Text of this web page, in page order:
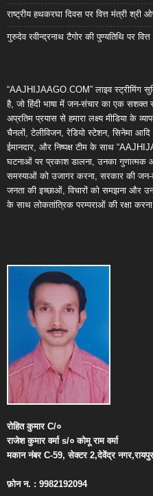
राष्ट्रीय हथकरघा दिवस पर वित्त मंत्री श्री
गुरुदेव रवीन्द्रनाथ टैगोर की पुण्यतिथि पर
“AAJHIJAAGO.COM” लाइव स्ट्रीमिंग
है, जो हिंदी भाषा में जन-संचार का एक
अप्रतिम प्रयास से हमारा लक्ष्य मीडिया के
चैनलों, टेलीविजन, रेडियो स्टेशन, सिनेमा आदि
ईमानदार, और निष्पक्ष टीम के साथ
घटनाओं पर प्रकाश डालना, उनका गुणात्मक
समस्याओं को उजागर करना, सरकार की जन-
जनता की इच्छाओं, विचारों को समझना और
के साथ लोकतांत्रिक परम्पराओं की रक्षा
रोहित कुमारC/०
राजेश कुमार वर्माs/० कोमू राम वर्मा
मकान नंबरC-59,सेक्टर2,देवेंद्र नगर,रायपुर
फ़ोन न. : 9982192094